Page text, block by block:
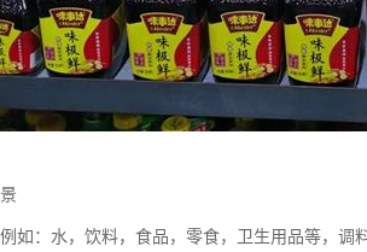
如：水，饮料，食品，零食，卫生用品等，